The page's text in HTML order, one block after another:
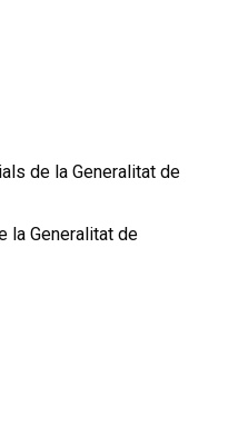
de la Generalitat de
la Generalitat de